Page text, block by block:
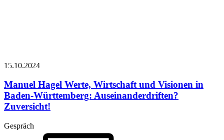
15.10.2024
Manuel Hagel Werte, Wirtschaft und Visionen in
Baden-Württemberg: Auseinanderdriften?
Zuversicht!
Gespräch